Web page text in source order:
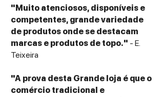
Enclosure Type
Sealed enclosure for accurate vocal
reproduction
Inputs
Single binding posts
MDF cabinet with textured wood grain
vinyl finish (Black)
"Muito atenciosos, disponíveis e
competentes, grande variedade
de produtos onde se destacam
marcas e produtos de topo." - E.
Teixeira
"A prova desta Grande loja é que o
comércio tradicional e